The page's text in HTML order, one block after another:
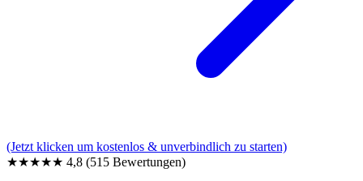
(Jetzt klicken um kostenlos & unverbindlich zu starten)
★★★★★ 4,8 (515 Bewertungen)